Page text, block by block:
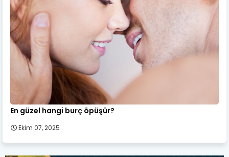
En güzel hangi burç öpüşür?
Ekim 07, 2025